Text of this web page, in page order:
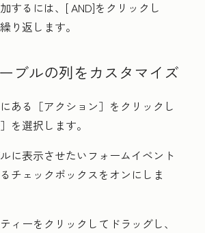
するには、[AND]をクリックし
り返します。
ブルの列をカスタマイズ
ある［アクション］をクリックし
を選択します。
に表示させたいフォームイベント
チェックボックスをオンにしま
ィーをクリックしてドラッグし、